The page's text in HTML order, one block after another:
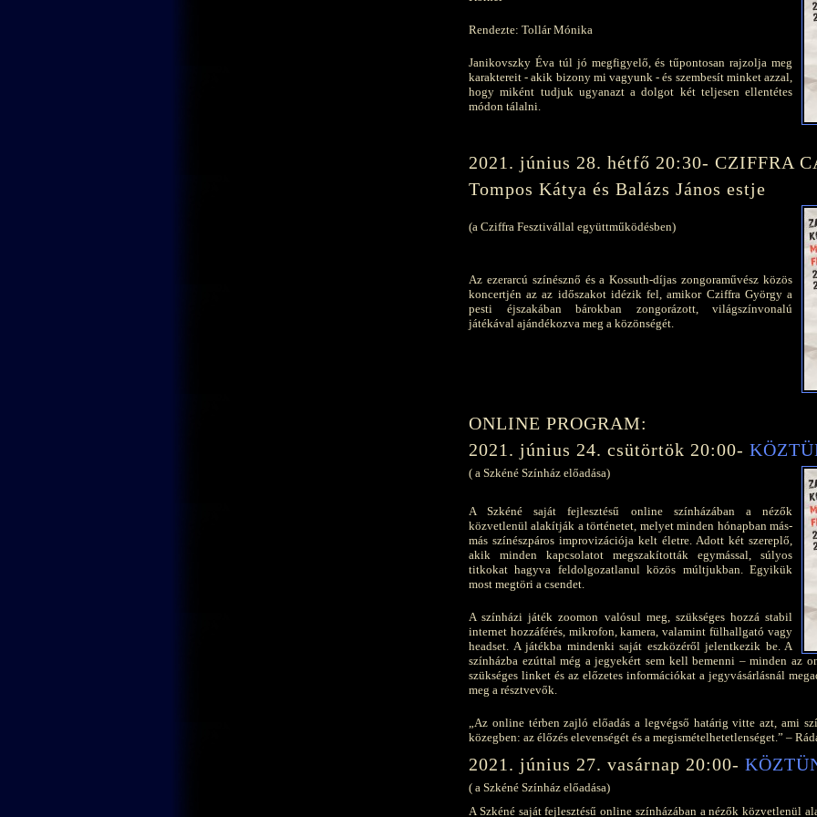
Rendezte: Tollár Mónika
Janikovszky Éva túl jó megfigyelő, és tűpontosan rajzolja meg
karaktereit - akik bizony mi vagyunk - és szembesít minket azzal,
hogy miként tudjuk ugyanazt a dolgot két teljesen ellentétes
módon tálalni.
2021. június 28. hétfő 20:30- CZIFFRA
Tompos Kátya és Balázs János estje
(a Cziffra Fesztivállal együttműködésben)
Az ezerarcú színésznő és a Kossuth-díjas zongoraművész közös
koncertjén az az időszakot idézik fel, amikor Cziffra György a
pesti éjszakában bárokban zongorázott, világszínvonalú
játékával ajándékozva meg a közönségét.
ONLINE PROGRAM:
2021. június 24. csütörtök 20:00-
( a Szkéné Színház előadása)
A Szkéné saját fejlesztésű online színházában a nézők
közvetlenül alakítják a történetet, melyet minden hónapban más-
más színészpáros improvizációja kelt életre. Adott két szereplő,
akik minden kapcsolatot megszakították egymással, súlyos
titkokat hagyva feldolgozatlanul közös múltjukban. Egyikük
most megtöri a csendet.
A színházi játék zoomon valósul meg, szükséges hozzá stabil
internet hozzáférés, mikrofon, kamera, valamint fülhallgató vagy
headset. A játékba mindenki saját eszközéről jelentkezik be. A
színházba ezúttal még a jegyekért sem kell bemenni – minden az
szükséges linket és az előzetes információkat a jegyvásárlásnál
meg a résztvevők.
„Az online térben zajló előadás a legvégső határig vitte azt, ami
közegben: az élőzés elevenségét és a megismételhetetlenséget.” –
2021. június 27. vasárnap 20:00-
( a Szkéné Színház előadása)
A Szkéné saját fejlesztésű online színházában a nézők közvetlenül